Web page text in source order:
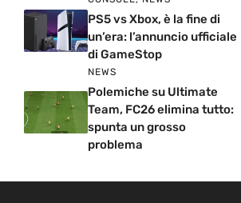
PS5 vs Xbox, è la fine di
un’era: l’annuncio ufficiale
di GameStop
NEWS
Polemiche su Ultimate
Team, FC26 elimina tutto:
spunta un grosso
problema